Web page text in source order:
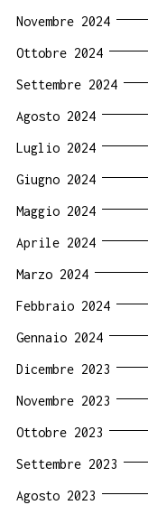
Novembre 2024
Ottobre 2024
Settembre 2024
Agosto 2024
Luglio 2024
Giugno 2024
Maggio 2024
Aprile 2024
Marzo 2024
Febbraio 2024
Gennaio 2024
Dicembre 2023
Novembre 2023
Ottobre 2023
Settembre 2023
Agosto 2023